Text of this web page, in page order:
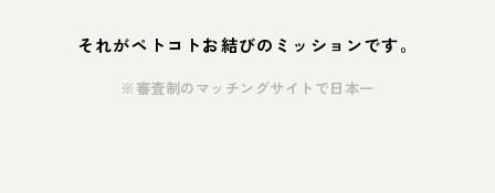
それがペトコトお結びのミッションです。
※審査制のマッチングサイトで日本一